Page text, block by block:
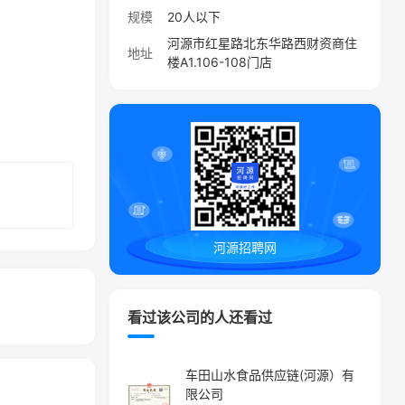
规模
20人以下
地址
河源市红星路北东华路西财资商住
楼A1.106-108门店
河源招聘网
看过该公司的人还看过
车田山水食品供应链(河源）有
限公司